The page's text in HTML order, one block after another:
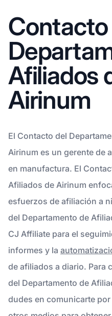
Contacto
Afiliados
Airinum
El Contacto del
Airinum es un gerente de
en manufactura. El
Afiliados de Airinum
esfuerzos de afiliación a
del Departamento de
CJ Affiliate para el
informes y la
de afiliados a diario. Para
del Departamento de
dudes en comunicarte